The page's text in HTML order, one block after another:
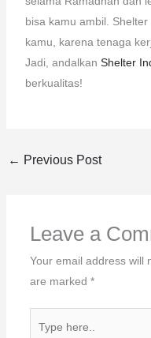
bisa kamu ambil.
kamu, karena tenaga
Jadi, andalkan Shelter
berkualitas!
← Previous Post
Leave a
Your email address will
are marked *